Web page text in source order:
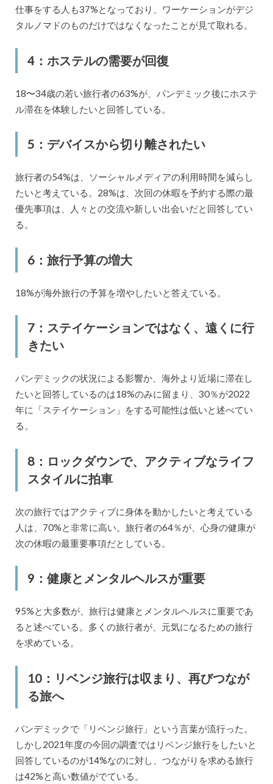
仕事をする人も37%となっており、ワーケーションがデジ
タルノマドのものだけではなくなったことが見て取れる。
4：ホステルの需要が回復
18〜34歳の若い旅行者の63%が、パンデミック後にホステ
ル滞在を体験したいと回答している。
5：デバイスから切り離されたい
旅行者の54%は、ソーシャルメディアの利用時間を減らし
たいと考えている。28%は、次回の休暇を予約する際の最
優先事項は、人々との交流や新しい出会いだと回答してい
る。
6：旅行予算の増大
18%が海外旅行の予算を増やしたいと答えている。
7：ステイケーションではなく、遠くに行
きたい
パンデミックの状況による影響か、海外より近場に滞在し
たいと回答しているのは18%のみに留まり、30％が2022
年に「ステイケーション」をする可能性は低いと述べてい
る。
8：ロックダウンで、アクティブなライフ
スタイルに拍車
次の旅行ではアクティブに身体を動かしたいと考えている
人は、70%と非常に高い。旅行者の64％が、心身の健康が
次の休暇の最重要事項だとしている。
9：健康とメンタルヘルスが重要
95%と大多数が、旅行は健康とメンタルヘルスに重要であ
ると述べている。多くの旅行者が、元気になるための旅行
を求めている。
10：リベンジ旅行は収まり、再びつなが
る旅へ
パンデミックで「リベンジ旅行」という言葉が流行った。
しかし2021年度の今回の調査ではリベンジ旅行をしたいと
回答しているのが14%なのに対し、つながりを求める旅行
は42%と高い数値がでている。